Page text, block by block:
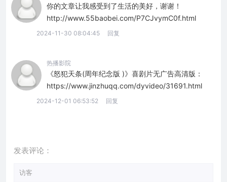
你的文章让我感受到了生活的美好，谢谢！
http://www.55baobei.com/P7CJvymC0f.html
2024-11-30 08:04:45 回复
热播影院
《怒犯天条(周年纪念版 )》喜剧片无广告高清版：
https://www.jinzhuqq.com/dyvideo/31691.html
2024-12-01 06:53:52 回复
发表评论：